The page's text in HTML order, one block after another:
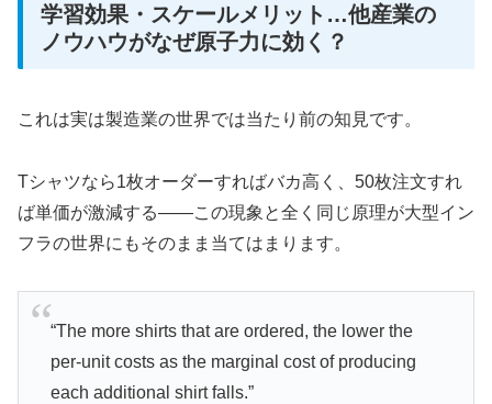
学習効果・スケールメリット…他産業の
ノウハウがなぜ原子力に効く？
これは実は製造業の世界では当たり前の知見です。
Tシャツなら1枚オーダーすればバカ高く、50枚注文すれ
ば単価が激減する――この現象と全く同じ原理が大型イン
フラの世界にもそのまま当てはまります。
“The more shirts that are ordered, the lower the
per-unit costs as the marginal cost of producing
each additional shirt falls.”